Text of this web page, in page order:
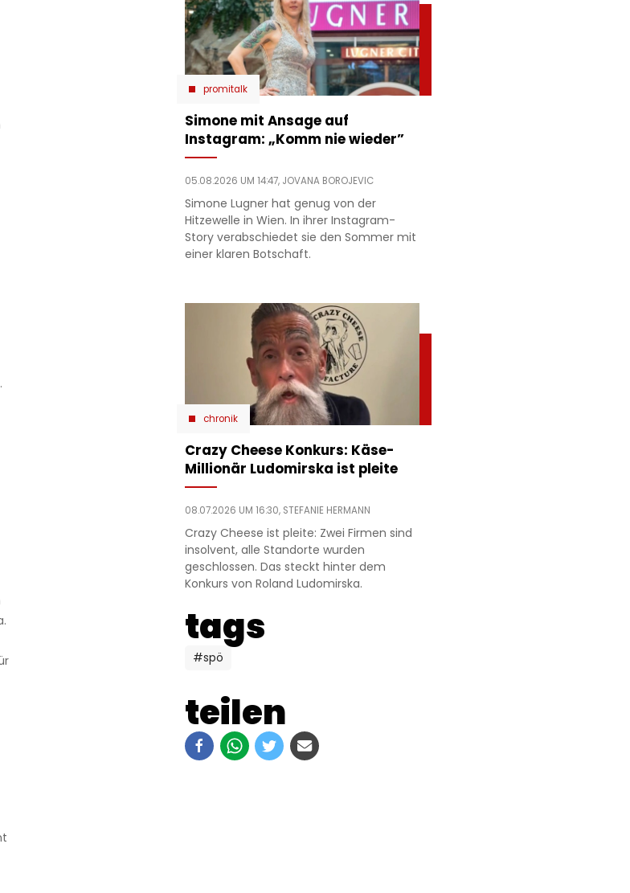
teilen
promitalk
Simone mit Ansage auf
Instagram: „Komm nie wieder”
05.08.2026 UM 14:47, JOVANA BOROJEVIC
Simone Lugner hat genug von der
Hitzewelle in Wien. In ihrer Instagram-
Story verabschiedet sie den Sommer mit
einer klaren Botschaft.
chronik
Crazy Cheese Konkurs: Käse-
Millionär Ludomirska ist pleite
08.07.2026 UM 16:30, STEFANIE HERMANN
Crazy Cheese ist pleite: Zwei Firmen sind
insolvent, alle Standorte wurden
geschlossen. Das steckt hinter dem
Konkurs von Roland Ludomirska.
tags
#spö